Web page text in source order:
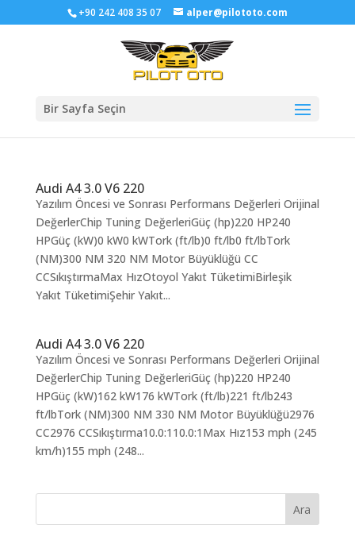
+90 242 408 35 07 alper@pilototo.com
Bir Sayfa Seçin
Audi A4 3.0 V6 220
Yazılım Öncesi ve Sonrası Performans Değerleri Orijinal
DeğerlerChip Tuning DeğerleriGüç (hp)220 HP240
HPGüç (kW)0 kW0 kWTork (ft/lb)0 ft/lb0 ft/lbTork
(NM)300 NM 320 NM Motor Büyüklüğü CC
CCSıkıştırmaMax HızOtoyol Yakıt TüketimiBirleşik
Yakıt TüketimiŞehir Yakıt...
Audi A4 3.0 V6 220
Yazılım Öncesi ve Sonrası Performans Değerleri Orijinal
DeğerlerChip Tuning DeğerleriGüç (hp)220 HP240
HPGüç (kW)162 kW176 kWTork (ft/lb)221 ft/lb243
ft/lbTork (NM)300 NM 330 NM Motor Büyüklüğü2976
CC2976 CCSıkıştırma10.0:110.0:1Max Hız153 mph (245
km/h)155 mph (248...
Ara